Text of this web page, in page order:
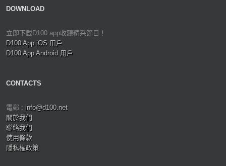
DOWNLOAD
立即下載D100 app收聽精采節目！
D100 App iOS 用戶
D100 App Android 用戶
CONTACTS
電郵 : info@d100.net
關於我們
聯絡我們
使用條款
隱私權政策